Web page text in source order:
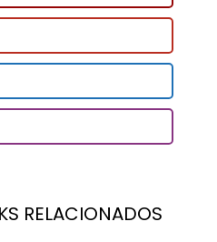
RELACIONADOS